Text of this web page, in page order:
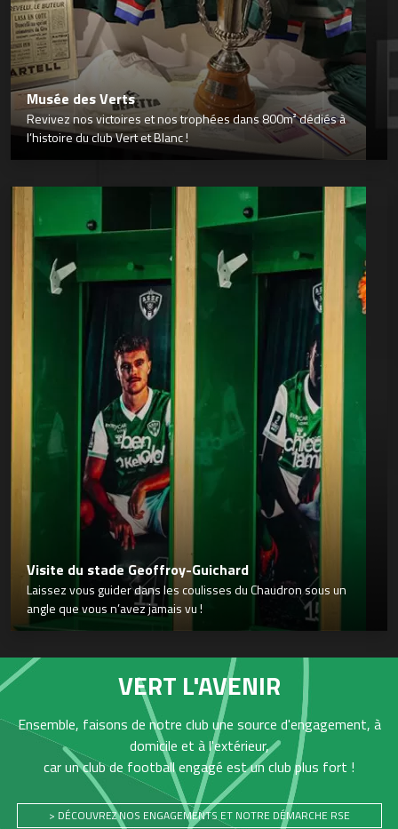
Musée des Verts
Revivez nos victoires et nos trophées dans 800m² dédiés à
l’histoire du club Vert et Blanc !
Visite du stade Geoffroy-Guichard
Laissez vous guider dans les coulisses du Chaudron sous un
angle que vous n’avez jamais vu !
VERT L'AVENIR
Ensemble, faisons de notre club une source d'engagement, à
domicile et à l'extérieur,
car un club de football engagé est un club plus fort !
> DÉCOUVREZ NOS ENGAGEMENTS ET NOTRE DÉMARCHE RSE